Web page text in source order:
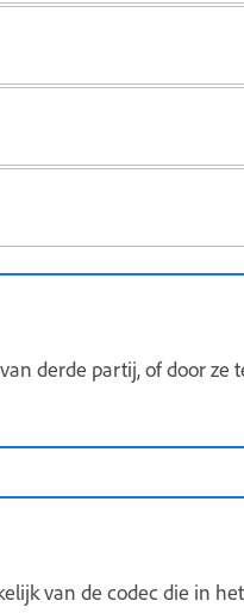
derde partij, of door ze
van de codec die in